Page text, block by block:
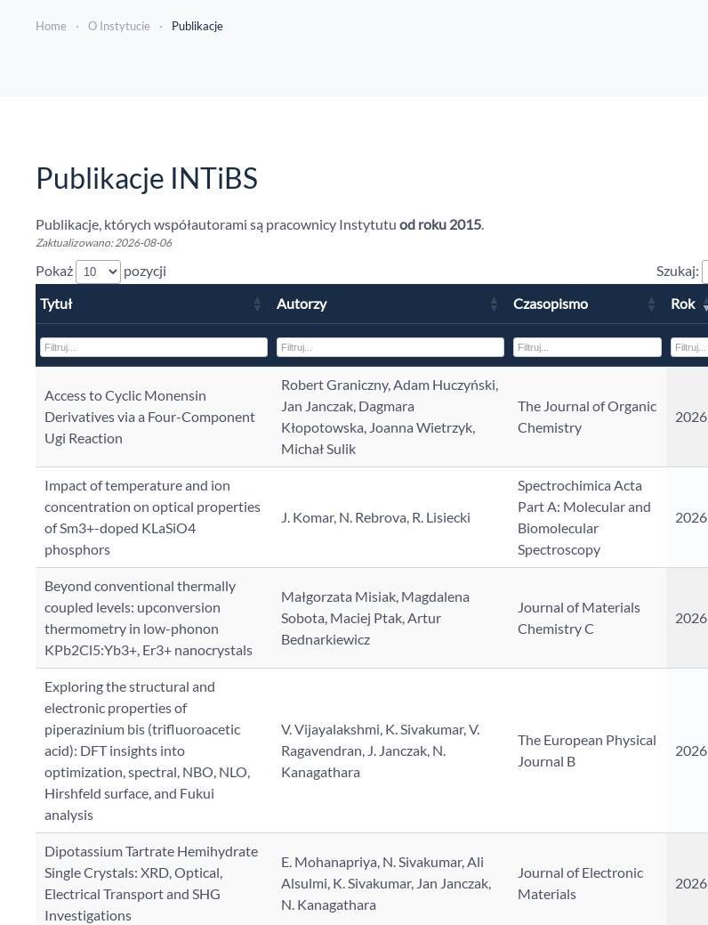
Home O Instytucie Publikacje
Publikacje INTiBS
Publikacje, których współautorami są pracownicy Instytutu od roku 2015.
Zaktualizowano: 2026-08-06
Pokaż pozycji
Szukaj:
Tytuł
Autorzy Czasopismo Rok
Access to Cyclic Monensin
Derivatives via a Four-Component
Ugi Reaction
Robert Graniczny, Adam Huczyński,
Jan Janczak, Dagmara
Kłopotowska, Joanna Wietrzyk,
Michał Sulik
The Journal of Organic
Chemistry
2026
Impact of temperature and ion
concentration on optical properties
of Sm3+-doped KLaSiO4
phosphors
J. Komar, N. Rebrova, R. Lisiecki
Spectrochimica Acta
Part A: Molecular and
Biomolecular
Spectroscopy
2026
Beyond conventional thermally
coupled levels: upconversion
thermometry in low-phonon
KPb2Cl5:Yb3+, Er3+ nanocrystals
Małgorzata Misiak, Magdalena
Sobota, Maciej Ptak, Artur
Bednarkiewicz
Journal of Materials
Chemistry C
2026
Exploring the structural and
electronic properties of
piperazinium bis (trifluoroacetic
acid): DFT insights into
optimization, spectral, NBO, NLO,
Hirshfeld surface, and Fukui
analysis
V. Vijayalakshmi, K. Sivakumar, V.
Ragavendran, J. Janczak, N.
Kanagathara
The European Physical
Journal B
2026
Dipotassium Tartrate Hemihydrate
Single Crystals: XRD, Optical,
Electrical Transport and SHG
Investigations
E. Mohanapriya, N. Sivakumar, Ali
Alsulmi, K. Sivakumar, Jan Janczak,
N. Kanagathara
Journal of Electronic
Materials
2026